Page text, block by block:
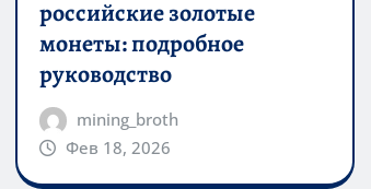
российские золотые
монеты: подробное
руководство
mining_broth
Фев 18, 2026